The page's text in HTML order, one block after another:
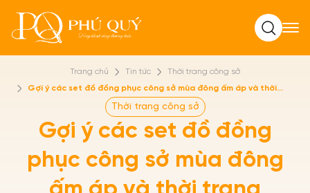
Tìm kiếm
Trang chủ Tin tức
Thời trang công sở
Gợi ý các set đồ đồng phục công sở mùa đông ấm áp và thời
Thời trang công sở
Gợi ý các set đồ đồng
phục công sở mùa đông